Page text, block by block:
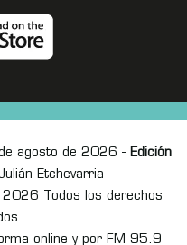
agosto de 2026 - Edición
Etchevarria
2026 Todos los derechos
online y por FM 95.9